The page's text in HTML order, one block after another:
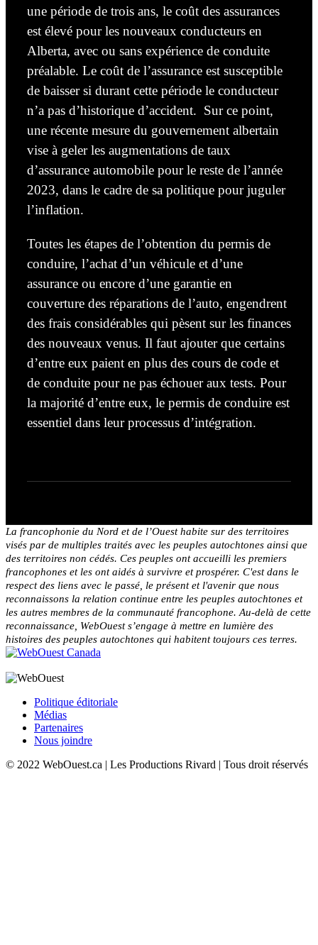
une période de trois ans, le coût des assurances
est élevé pour les nouveaux conducteurs en
Alberta, avec ou sans expérience de conduite
préalable. Le coût de l’assurance est susceptible
de baisser si durant cette période le conducteur
n’a pas d’historique d’accident. Sur ce point,
une récente mesure du gouvernement albertain
vise à geler les augmentations de taux
d’assurance automobile pour le reste de l’année
2023, dans le cadre de sa politique pour juguler
l’inflation.
Toutes les étapes de l’obtention du permis de
conduire, l’achat d’un véhicule et d’une
assurance ou encore d’une garantie en
couverture des réparations de l’auto, engendrent
des frais considérables qui pèsent sur les finances
des nouveaux venus. Il faut ajouter que certains
d’entre eux paient en plus des cours de code et
de conduite pour ne pas échouer aux tests. Pour
la majorité d’entre eux, le permis de conduire est
essentiel dans leur processus d’intégration.
La francophonie du Nord et de l’Ouest habite sur des territoires
visés par de multiples traités avec les peuples autochtones ainsi que
des territoires non cédés. Ces peuples ont accueilli les premiers
francophones et les ont aidés à survivre et prospérer. C'est dans le
respect des liens avec le passé, le présent et l'avenir que nous
reconnaissons la relation continue entre les peuples autochtones et
les autres membres de la communauté francophone. Au-delà de cette
reconnaissance, WebOuest s’engage à mettre en lumière des
histoires des peuples autochtones qui habitent toujours ces terres.
Politique éditoriale
Médias
Partenaires
Nous joindre
© 2022 WebOuest.ca | Les Productions Rivard | Tous droit réservés